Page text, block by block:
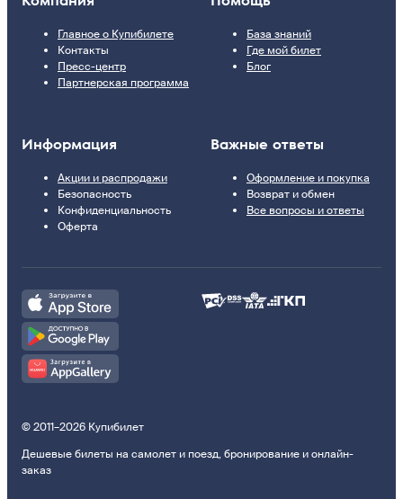
Главное о Купибилете
Контакты
Пресс-центр
Партнерская программа
База знаний
Где мой билет
Блог
Информация
Акции и распродажи
Безопасность
Конфиденциальность
Оферта
Важные ответы
Оформление и покупка
Возврат и обмен
Все вопросы и ответы
© 2011–2026 Купибилет
Дешевые билеты на самолет и поезд, бронирование и онлайн-
заказ